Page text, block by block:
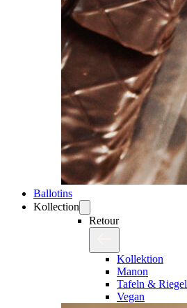
Ballotins
Kollection
Retour
Kollektion
Manon
Tafeln & Riegel
Vegan